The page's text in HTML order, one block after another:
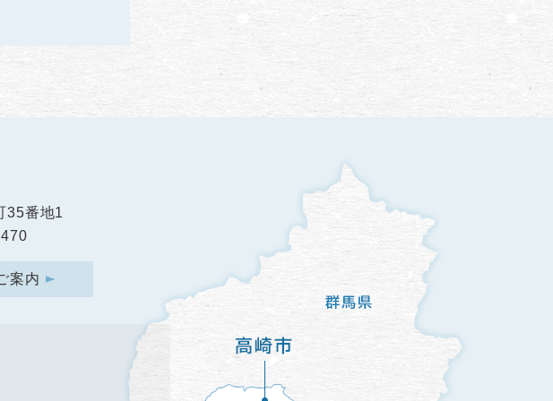
35番地1
案内